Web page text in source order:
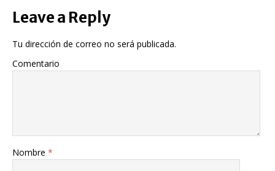
Leave a Reply
Tu dirección de correo no será publicada.
Comentario
Nombre *